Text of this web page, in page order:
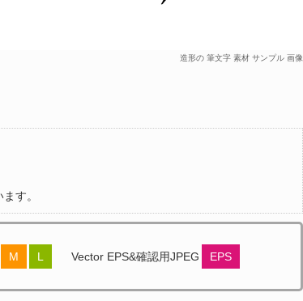
造形の 筆文字 素材 サンプル 画像
す。
M L Vector EPS&確認用JPEG EPS